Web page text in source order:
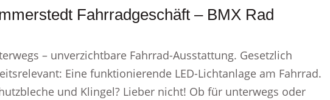
Fahrradgeschäft – BMX Rad
– unverzichtbare Fahrrad-Ausstattung. Gesetzlich
Eine funktionierende LED-Lichtanlage am Fahrrad.
und Klingel? Lieber nicht! Ob für unterwegs oder